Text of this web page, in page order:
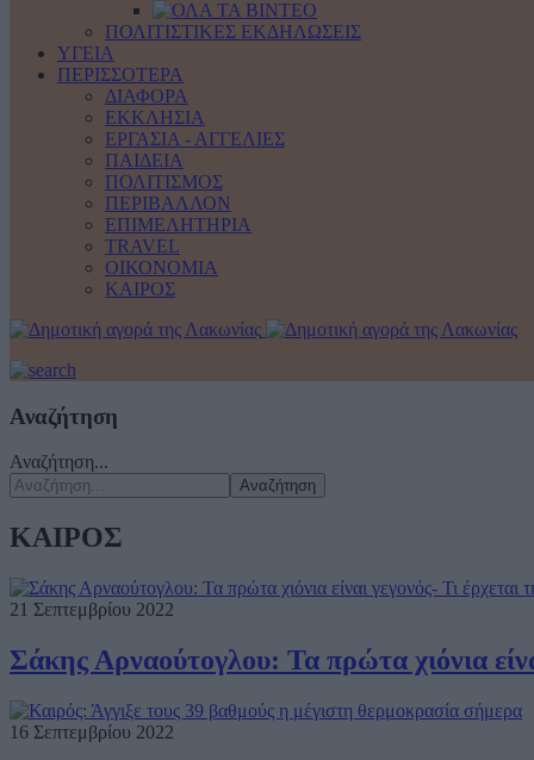
ΠΟΛΙΤΙΣΤΙΚΕΣ ΕΚΔΗΛΩΣΕΙΣ
ΥΓΕΙΑ
ΠΕΡΙΣΣΟΤΕΡΑ
ΔΙΑΦΟΡΑ
ΕΚΚΛΗΣΙΑ
ΕΡΓΑΣΙΑ - ΑΓΓΕΛΙΕΣ
ΠΑΙΔΕΙΑ
ΠΟΛΙΤΙΣΜΟΣ
ΠΕΡΙΒΑΛΛΟΝ
ΕΠΙΜΕΛΗΤΗΡΙΑ
TRAVEL
ΟΙΚΟΝΟΜΙΑ
ΚΑΙΡΟΣ
Αναζήτηση
Αναζήτηση...
Αναζήτηση
ΚΑΙΡΟΣ
21 Σεπτεμβρίου 2022
Σάκης Αρναούτογλου: Τα πρώτα χιόνια
16 Σεπτεμβρίου 2022